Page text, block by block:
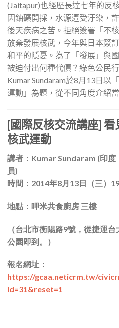
(Jaitapur)也經歷長達七年的反
因鈾礦開採，水源遭受汙染，
後天疾病之苦。拒絕簽署「不
放棄發展核武，今年與日本簽
和平的隱憂。為了「發展」與
被迫付出何種代價？綠色公民
Kumar Sundaram於8月13日以
運動」為題，從不同角度介紹
[國際反核交流講座]
核武運動
講者：Kumar Sundaram (印度
員)
時間：2014年8月13日（三）
地點：呷米共食廚房 三樓
（台北市衡陽路9號，從捷運台
公園即到。）
報名網址：
https://gcaa.neticrm.tw/
id=31&reset=1